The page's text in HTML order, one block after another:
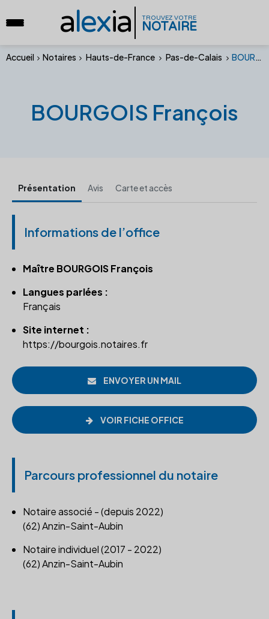
alexia TROUVEZ VOTRE
NOTAIRE
Accueil Notaires Hauts-de-France Pas-de-Calais BOURGOIS François
BOURGOIS François
Présentation Avis Carte et accès
Informations de l’office
Maître BOURGOIS François
Langues parlées :
Français
Site internet :
https://bourgois.notaires.fr
ENVOYER UN MAIL
VOIR FICHE OFFICE
Parcours professionnel du notaire
Notaire associé - (depuis 2022)
(62) Anzin-Saint-Aubin
Notaire individuel (2017 - 2022)
(62) Anzin-Saint-Aubin